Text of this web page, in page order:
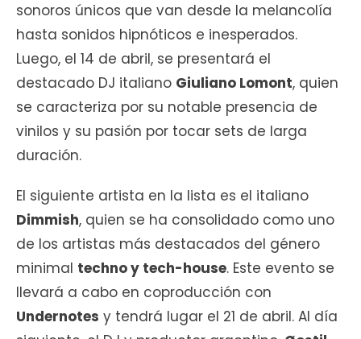
sonoros únicos que van desde la melancolía
hasta sonidos hipnóticos e inesperados.
Luego, el 14 de abril, se presentará el
destacado DJ italiano Giuliano Lomont, quien
se caracteriza por su notable presencia de
vinilos y su pasión por tocar sets de larga
duración.
El siguiente artista en la lista es el italiano
Dimmish, quien se ha consolidado como uno
de los artistas más destacados del género
minimal techno y tech-house. Este evento se
llevará a cabo en coproducción con
Undernotes y tendrá lugar el 21 de abril. Al día